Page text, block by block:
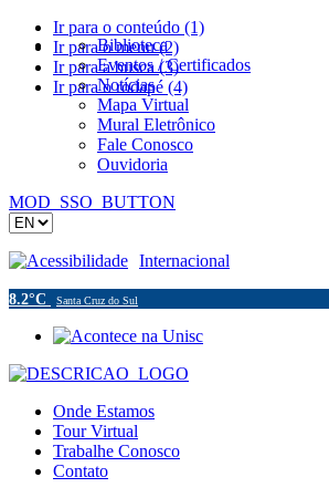
Ir para o conteúdo (1)
Ir para o menu (2)
Ir para a busca (3)
Ir para o rodapé (4)
Biblioteca
Eventos / Certificados
Notícias
Mapa Virtual
Mural Eletrônico
Fale Conosco
Ouvidoria
MOD_SSO_BUTTON
Acessibilidade Internacional
8.2°C Santa Cruz do Sul
Onde Estamos
Tour Virtual
Trabalhe Conosco
Contato